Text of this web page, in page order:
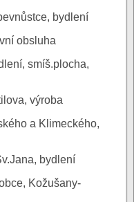
bydlení
obsluha
smíš.plocha,
výroba
a Klimeckého,
bydlení
Kožušany-